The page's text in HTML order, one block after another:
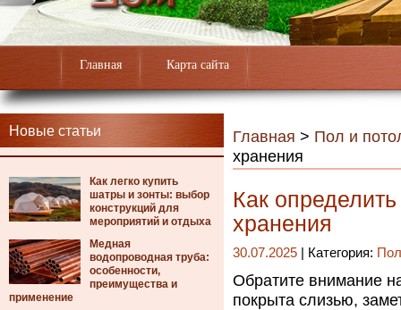
Главная Карта сайта
Новые статьи
Как легко купить
шатры и зонты: выбор
конструкций для
мероприятий и отдыха
Медная
водопроводная труба:
особенности,
преимущества и
применение
Главная > Пол и
хранения
Как
хранения
30.07.2025 | Категория:
Обратите внимание
покрыта слизью,